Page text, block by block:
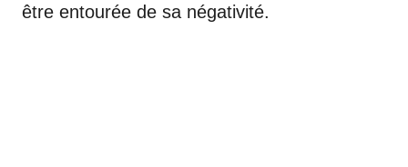
être entourée de sa négativité.